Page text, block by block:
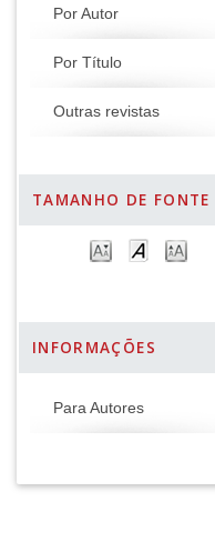
Por Autor
Por Título
Outras revistas
TAMANHO DE FONTE
INFORMAÇÕES
Para Autores